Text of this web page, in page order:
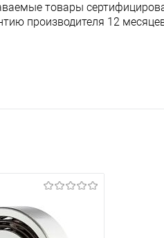
товары
производителя 12